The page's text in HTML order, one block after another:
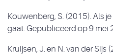
Kouwenberg, S. (2015). Als
gaat. Gepubliceerd op 9 mei
Kruijsen, J. en N. van der